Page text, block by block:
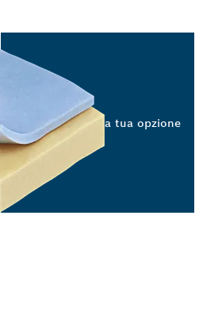
Seleziona la tua opzione